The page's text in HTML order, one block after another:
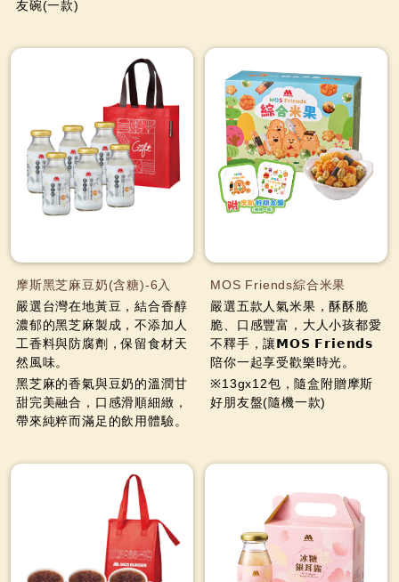
友碗(一款)
摩斯黑芝麻豆奶(含糖)-6入
嚴選台灣在地黃豆，結合香醇
濃郁的黑芝麻製成，不添加人
工香料與防腐劑，保留食材天
然風味。
黑芝麻的香氣與豆奶的溫潤甘
甜完美融合，口感滑順細緻，
帶來純粹而滿足的飲用體驗。
MOS Friends綜合米果
嚴選五款人氣米果，酥酥脆
脆、口感豐富，大人小孩都愛
不釋手，讓𝗠𝗢𝗦 𝗙𝗿𝗶𝗲𝗻𝗱𝘀
陪你一起享受歡樂時光。
※13gx12包，隨盒附贈摩斯
好朋友盤(隨機一款)